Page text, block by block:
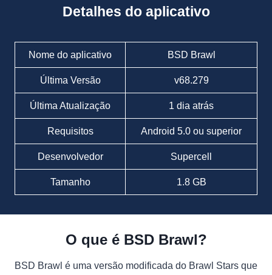
Detalhes do aplicativo
Nome do aplicativo BSD Brawl
Última Versão v68.279
Última Atualização 1 dia atrás
Requisitos Android 5.0 ou superior
Desenvolvedor Supercell
Tamanho 1.8 GB
O que é BSD Brawl?
BSD Brawl é uma versão modificada do Brawl Stars que